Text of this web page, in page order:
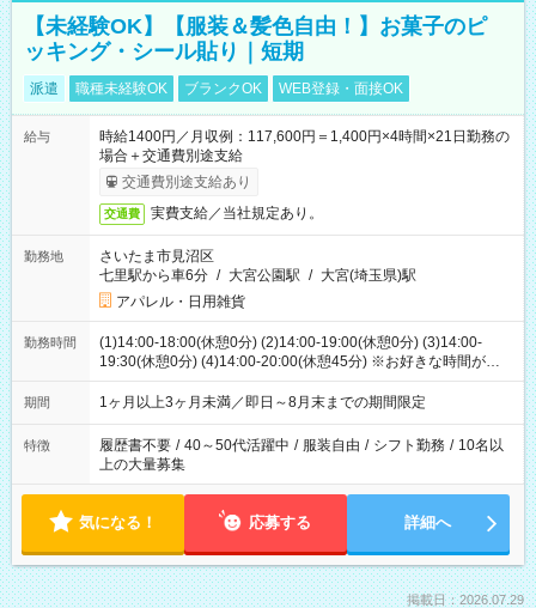
【未経験OK】【服装＆髪色自由！】お菓子のピ
ッキング・シール貼り｜短期
派遣 職種未経験OK ブランクOK WEB登録・面接OK
給与
時給1400円／月収例：117,600円＝1,400円×4時間×21日勤務の
場合＋交通費別途支給
交通費別途支給あり
交通費 実費支給／当社規定あり。
勤務地
さいたま市見沼区
七里駅から車6分 / 大宮公園駅 / 大宮(埼玉県)駅
アパレル・日用雑貨
勤務時間
(1)14:00-18:00(休憩0分) (2)14:00-19:00(休憩0分) (3)14:00-
19:30(休憩0分) (4)14:00-20:00(休憩45分) ※お好きな時間が選べ
ます
期間 1ヶ月以上3ヶ月未満／即日～8月末までの期間限定
特徴 履歴書不要 / 40～50代活躍中 / 服装自由 / シフト勤務 / 10名以
上の大量募集
気になる！ 応募する 詳細へ
掲載日：2026.07.29